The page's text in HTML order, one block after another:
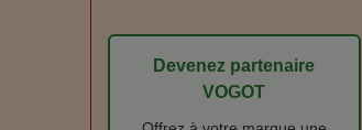
Devenez partenaire
VOGOT